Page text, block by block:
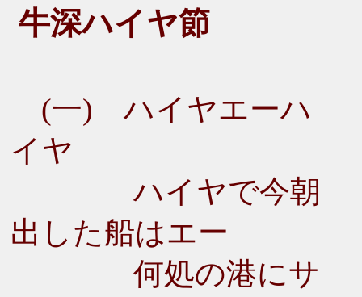
牛深ハイヤ節
(一) ハイヤエーハ
イヤ
ハイヤで今朝
出した船はエー
何処の港にサ